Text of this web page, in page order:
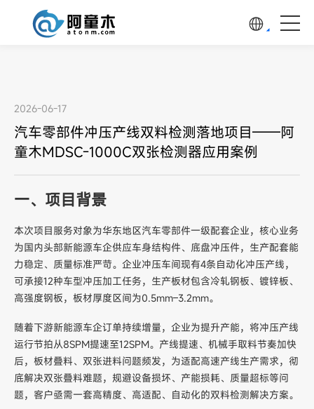
2026-06-17
汽车零部件冲压产线双料检测落地项目——阿
童木MDSC-1000C双张检测器应用案例
一、项目背景
本次项目服务对象为华东地区汽车零部件一级配套企业，核心业务
为国内头部新能源车企供应车身结构件、底盘冲压件，生产配套能
力稳定、质量标准严苛。企业冲压车间现有4条自动化冲压产线，
可承接12种车型冲压加工任务，生产板材包含冷轧钢板、镀锌板、
高强度钢板，板材厚度区间为0.5mm–3.2mm。
随着下游新能源车企订单持续增量，企业为提升产能，将冲压产线
运行节拍从8SPM提速至12SPM。产线提速、机械手取料节奏加快
后，板材叠料、双张进料问题频发，为适配高速产线生产需求，彻
底解决双张叠料难题，规避设备损坏、产能损耗、质量超标等问
题，客户亟需一套高精度、高适配、自动化的双料检测解决方案。